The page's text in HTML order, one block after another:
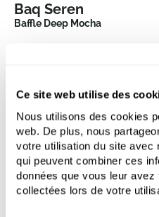
Ce site web utilise des
Nous utilisons des cookies
web. De plus, nous
votre utilisation du site avec
qui peuvent combiner ces
données que vous leur avez
collectées lors de votre
Baq Seren
Baffle Deep Mocha
Profondeur:
49
Ouverture:
31